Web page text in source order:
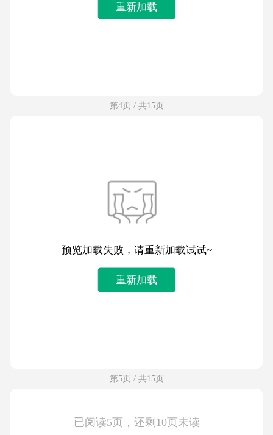
重新加载
第4页 / 共15页
预览加载失败，请重新加载试试~
重新加载
第5页 / 共15页
已阅读5页，还剩10页未读